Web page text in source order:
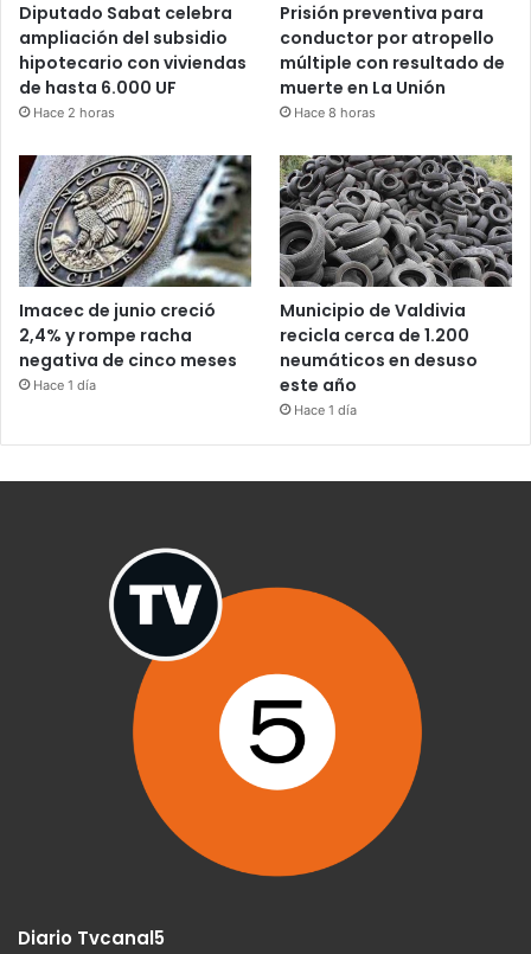
Diputado Sabat celebra
ampliación del subsidio
hipotecario con viviendas
de hasta 6.000 UF
Hace 2 horas
Prisión preventiva para
conductor por atropello
múltiple con resultado de
muerte en La Unión
Hace 8 horas
Imacec de junio creció
2,4% y rompe racha
negativa de cinco meses
Hace 1 día
Municipio de Valdivia
recicla cerca de 1.200
neumáticos en desuso
este año
Hace 1 día
Diario Tvcanal5